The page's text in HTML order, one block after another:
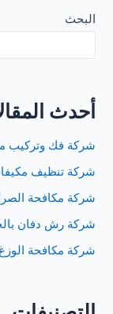
بالقطيف
البحث
أحدث
شركة فك وتركيب
شركة تنظيف
شركة مكافحة
شركة رش دفان
شركة مكافحة الوزغ